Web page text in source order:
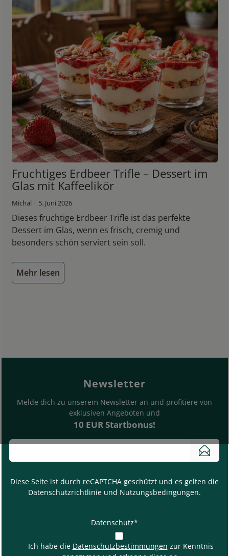
Fruchtiges Erdbeer Trifle – Dessert im
Glas mit Kaffeelikör
Michal | 5. Juni 2026
Dieses fruchtige Erdbeer Trifle ist das perfekte
Dessert im Glas, wenn es frisch, cremig und
besonders schön serviert sein soll.
Mehr lesen
Newsletter
Melde dich zu unserem Newsletter an und profitiere von
exklusiven Angeboten und
10 EUR Startbonus!
Bitte deine E-Mail Adresse eingeben
Diese Seite ist durch reCAPTCHA geschützt und es gelten die
Datenschutzrichtlinie und Nutzungsbedingungen.
Datenschutz*
Ich habe die Datenschutzbestimmungen zur Kenntnis